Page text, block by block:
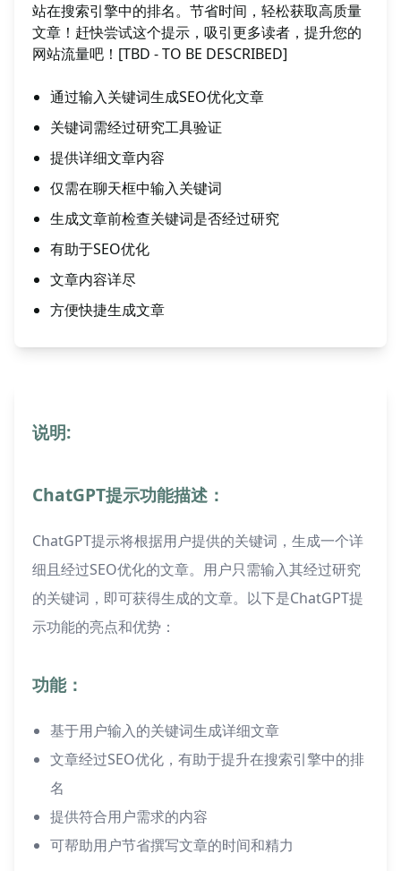
站在搜索引擎中的排名。节省时间，轻松获取高质量
文章！赶快尝试这个提示，吸引更多读者，提升您的
网站流量吧！[TBD - TO BE DESCRIBED]
通过输入关键词生成SEO优化文章
关键词需经过研究工具验证
提供详细文章内容
仅需在聊天框中输入关键词
生成文章前检查关键词是否经过研究
有助于SEO优化
文章内容详尽
方便快捷生成文章
说明:
ChatGPT提示功能描述：
ChatGPT提示将根据用户提供的关键词，生成一个详
细且经过SEO优化的文章。用户只需输入其经过研究
的关键词，即可获得生成的文章。以下是ChatGPT提
示功能的亮点和优势：
功能：
基于用户输入的关键词生成详细文章
文章经过SEO优化，有助于提升在搜索引擎中的排
名
提供符合用户需求的内容
可帮助用户节省撰写文章的时间和精力